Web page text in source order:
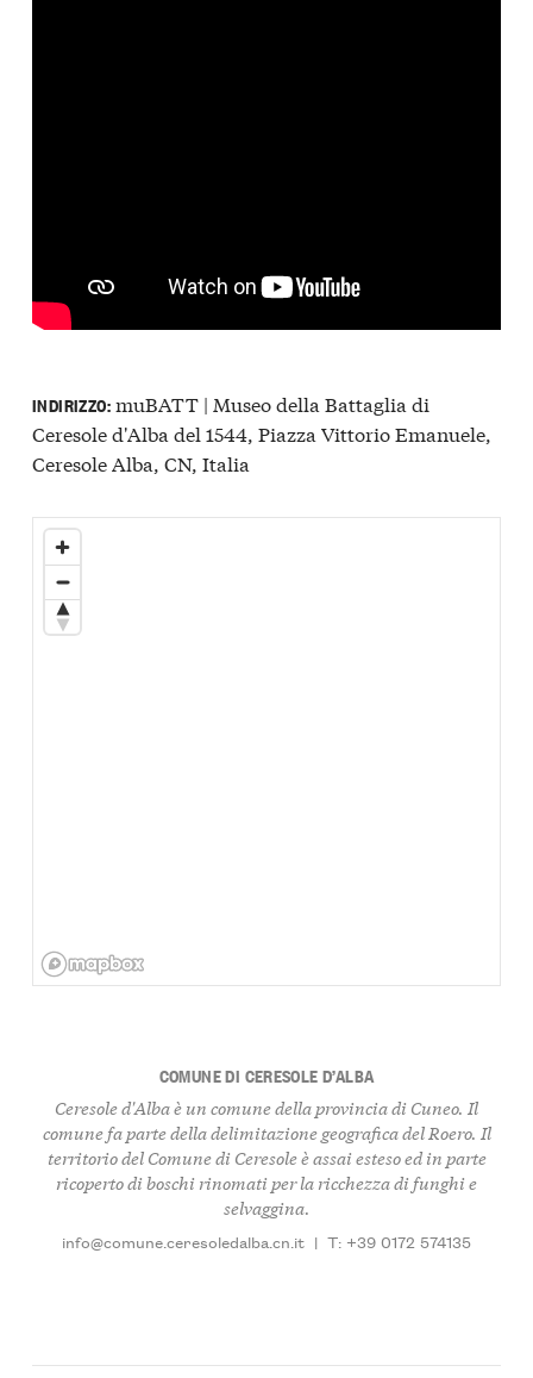
INDIRIZZO:muBATT | Museo della Battaglia di
Ceresole d'Alba del 1544, Piazza Vittorio Emanuele,
Ceresole Alba, CN, Italia
COMUNE DI CERESOLE D’ALBA
Ceresole d'Alba è un comune della provincia di Cuneo. Il
comune fa parte della delimitazione geografica del Roero. Il
territorio del Comune di Ceresole è assai esteso ed in parte
ricoperto di boschi rinomati per la ricchezza di funghi e
selvaggina.
info@comune.ceresoledalba.cn.it | T: +39 0172 574135